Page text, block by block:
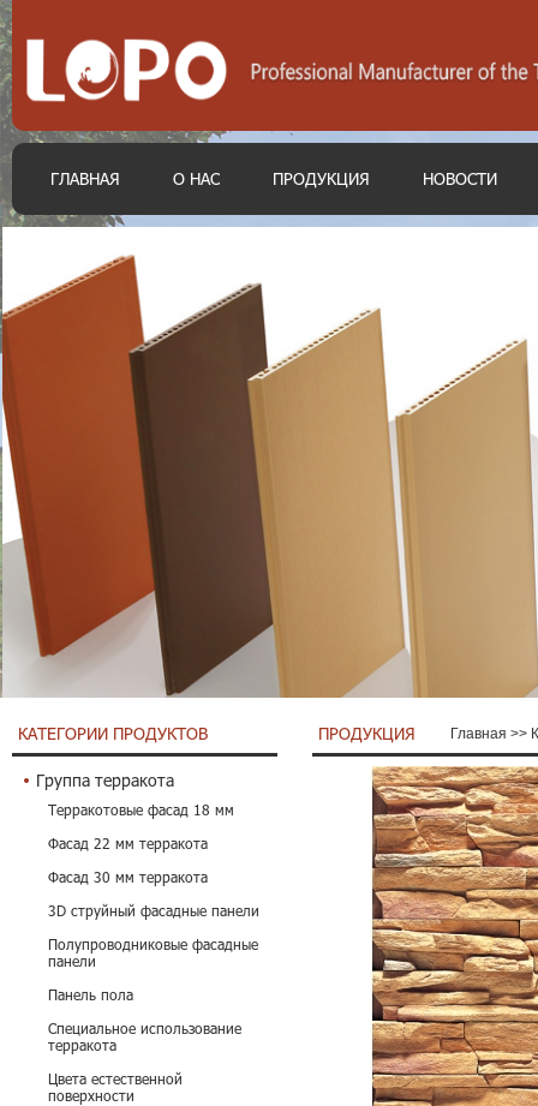
ГЛАВНАЯ О НАС ПРОДУКЦИЯ НОВОСТИ
КАТЕГОРИИ ПРОДУКТОВ
Группа терракота
Терракотовые фасад 18 мм
Фасад 22 мм терракота
Фасад 30 мм терракота
3D струйный фасадные панели
Полупроводниковые фасадные
панели
Панель пола
Специальное использование
терракота
Цвета естественной
поверхности
ПРОДУКЦИЯ Главная >>